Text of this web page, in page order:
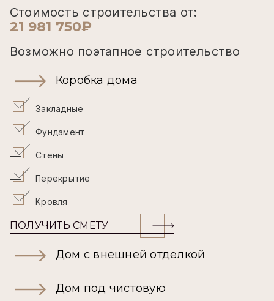
Стоимость строительства от:
21 981 750₽
Возможно поэтапное строительство
Коробка дома
Закладные
Фундамент
Стены
Перекрытие
Кровля
ПОЛУЧИТЬ СМЕТУ
Дом с внешней отделкой
Дом под чистовую